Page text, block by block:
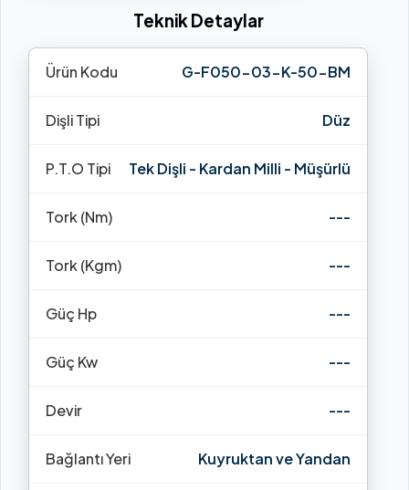
Teknik Detaylar
Ürün Kodu G-F050-03-K-50-BM
Dişli Tipi Düz
P.T.O Tipi Tek Dişli - Kardan Milli - Müşürlü
Tork (Nm) ---
Tork (Kgm) ---
Güç Hp ---
Güç Kw ---
Devir ---
Bağlantı Yeri Kuyruktan ve Yandan